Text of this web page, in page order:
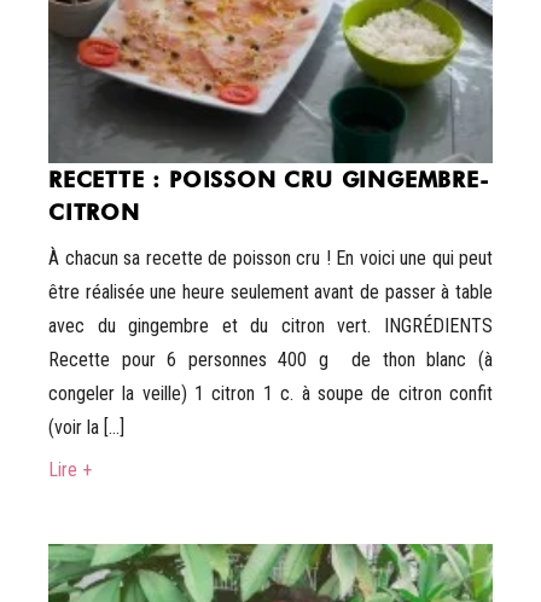
RECETTE : POISSON CRU GINGEMBRE-
CITRON
À chacun sa recette de poisson cru ! En voici une qui peut
être réalisée une heure seulement avant de passer à table
avec du gingembre et du citron vert. INGRÉDIENTS
Recette pour 6 personnes 400 g de thon blanc (à
congeler la veille) 1 citron 1 c. à soupe de citron confit
(voir la […]
Lire +